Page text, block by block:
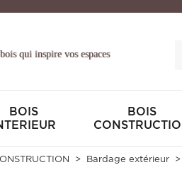
qui inspire vos espaces
BOIS
BOIS
Bardage extérieur